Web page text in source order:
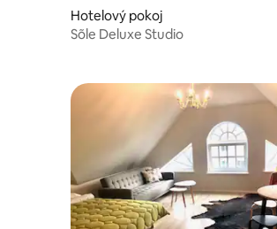
Hotelový pokoj
Sõle Deluxe Studio